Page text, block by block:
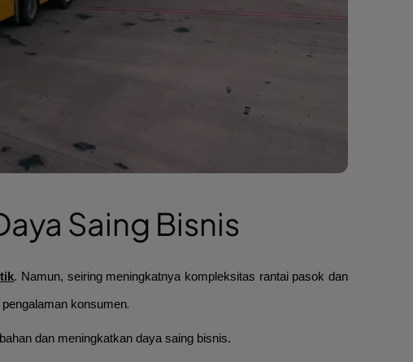
Saing Bisnis
. Namun, seiring meningkatnya kompleksitas rantai pasok dan
konsumen.
dan meningkatkan daya saing bisnis.